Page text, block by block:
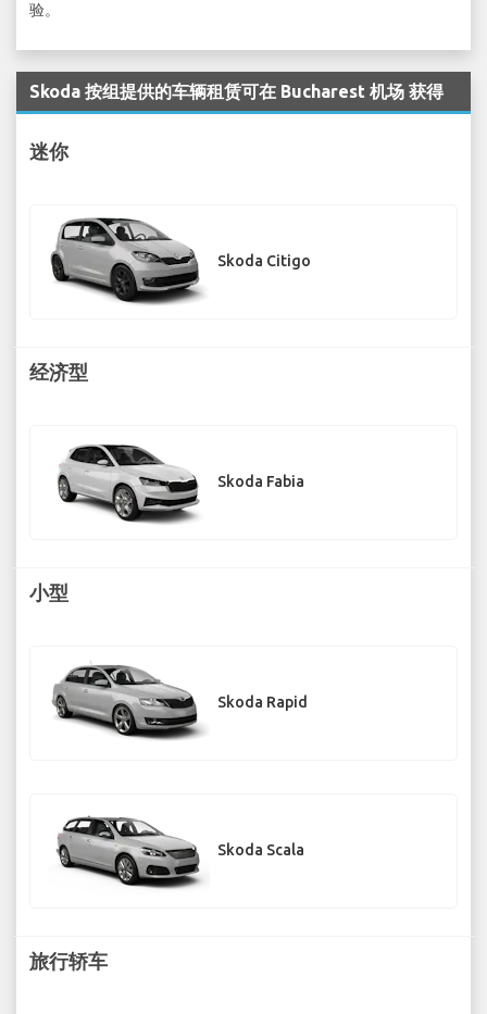
验。
Skoda 按组提供的车辆租赁可在 Bucharest 机场 获得
迷你
Skoda Citigo
经济型
Skoda Fabia
小型
Skoda Rapid
Skoda Scala
旅行轿车